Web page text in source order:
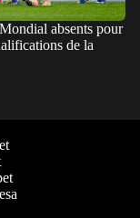
absents pour
de la